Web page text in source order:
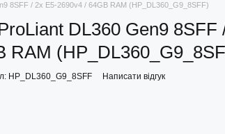
8SFF / 2x E5-2690v4 / 64GB RAM (HP_DL360_G9_8SFF)
DL360 Gen9 8SFF
RAM
HP_DL360_G9_8SFF Написати відгук